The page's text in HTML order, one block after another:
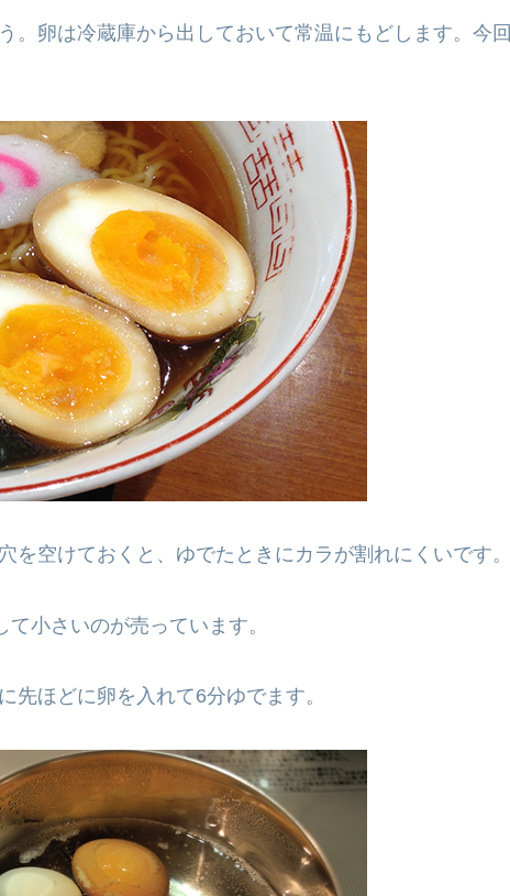
。卵は冷蔵庫から出しておいて常温にもどします。今回
を空けておくと、ゆでたときにカラが割れにくいです。
小さいのが売っています。
先ほどに卵を入れて6分ゆでます。